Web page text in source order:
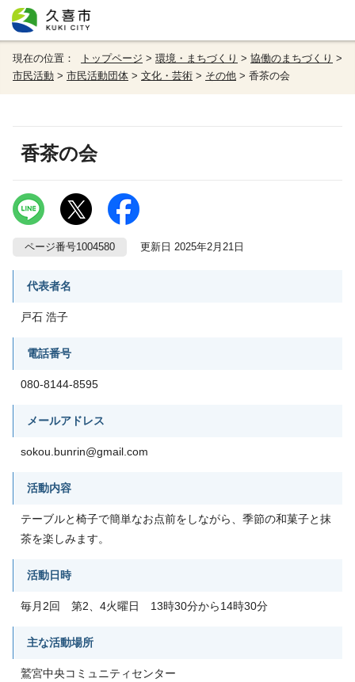
現在の位置： トップページ > 環境・まちづくり > 協働のまちづくり >
市民活動 > 市民活動団体 > 文化・芸術 > その他 > 香茶の会
香茶の会
ページ番号1004580 更新日 2025年2月21日
代表者名
戸石 浩子
電話番号
080-8144-8595
メールアドレス
sokou.bunrin@gmail.com
活動内容
テーブルと椅子で簡単なお点前をしながら、季節の和菓子と抹
茶を楽しみます。
活動日時
毎月2回 第2、4火曜日 13時30分から14時30分
主な活動場所
鷲宮中央コミュニティセンター